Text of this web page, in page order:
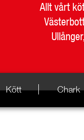
Allt vårt
Kött Chark